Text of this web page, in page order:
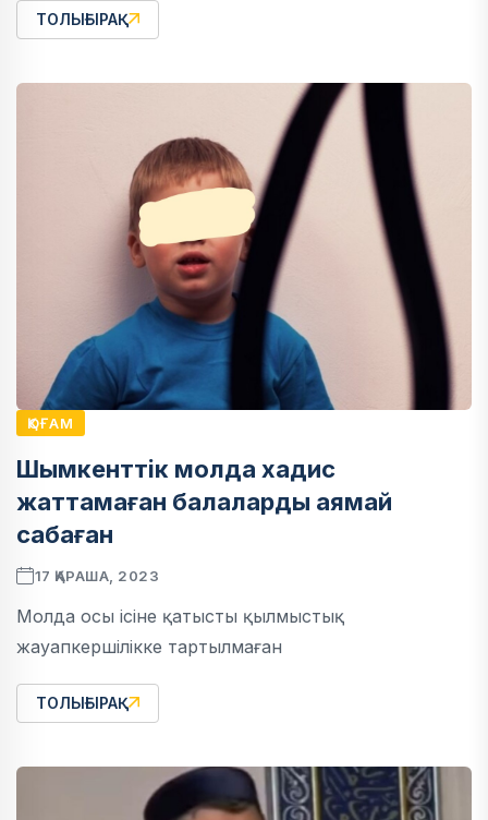
ТОЛЫҒЫРАҚ
ҚОҒАМ
Шымкенттік молда хадис
жаттамаған балаларды аямай
сабаған
17 ҚАРАША, 2023
Молда осы ісіне қатысты қылмыстық
жауапкершілікке тартылмаған
ТОЛЫҒЫРАҚ